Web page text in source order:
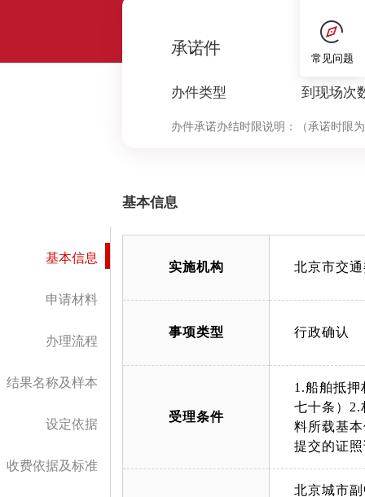
承诺件
办件类型
0
到现场次
办件承诺办结时限说明： （承诺时限
基本信息
申请材料
办理流程
结果名称及样本
设定依据
收费依据及标准
基本信息
实施机构 北京市交
事项类型 行政确认
受理条件
1.船舶抵
七十条）2.
料所载基
提交的证
北京城市
常见问题